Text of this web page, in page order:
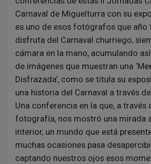
Carnaval de Miguelturra con su
es uno de esos fotógrafos que año
disfruta del Carnaval churriego,
cámara en la mano, acumulando
de imágenes que muestran una
Disfrazada’, como se titula su
una historia del Carnaval a través
Una conferencia en la que, a través
fotografía, nos mostró una mirada
interior, un mundo que está
muchas ocasiones pasa
captando nuestros ojos esos